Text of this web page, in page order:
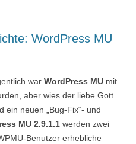
WordPress MU
war WordPress MU mit
aber wies der liebe Gott
ein neuen „Bug-Fix“- und
MU 2.9.1.1 werden zwei
Benutzer erhebliche